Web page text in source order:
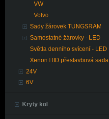
VW
Volvo
Sady žárovek TUNGSRAM
Samostatné žárovky - LED
Světla denního svícení - LED
Xenon HID přestavbová sada
24V
6V
Kryty kol